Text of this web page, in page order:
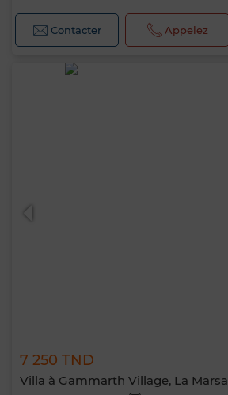
Contacter Appelez
7 250 TND
Villa à Gammarth Village, La Marsa